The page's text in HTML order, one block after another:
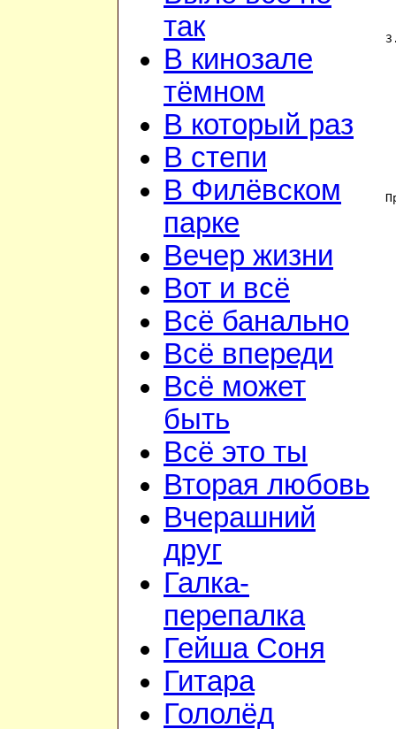
так
В кинозале
тёмном
В который раз
В степи
В Филёвском
парке
Вечер жизни
Вот и всё
Всё банально
Всё впереди
Всё может
быть
Всё это ты
Вторая любовь
Вчерашний
друг
Галка-
перепалка
Гейша Соня
Гитара
Гололёд